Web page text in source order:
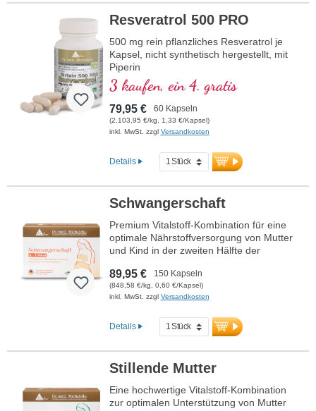
Resveratrol 500 PRO
500 mg rein pflanzliches Resveratrol je
Kapsel, nicht synthetisch hergestellt, mit
Piperin
3 kaufen, ein 4. gratis
79,95 € 60 Kapseln
(2.103,95 €/kg, 1,33 €/Kapsel)
inkl. MwSt. zzgl Versandkosten
Details
Schwangerschaft
Premium Vitalstoff-Kombination für eine
optimale Nährstoffversorgung von Mutter
und Kind in der zweiten Hälfte der
Folsäure, Eisen, Calcium und Vitamin D3
für das Wachstum des mütterlichen
Gewebes sowie DHA aus veganem
Gehirn- und Augenentwicklung des Babys.
Entwickelt von Ärzten, produziert in
Deutschland. Konsequent ohne Fischöl
und aluminiumfreier Versiegelung.
Mehr Informationen zu
Schwangerschaft 4.-9. Monat
89,95 € 150 Kapseln
(848,58 €/kg, 0,60 €/Kapsel)
inkl. MwSt. zzgl Versandkosten
Details
Stillende Mutter
Eine hochwertige Vitalstoff-Kombination
zur optimalen Unterstützung von Mutter